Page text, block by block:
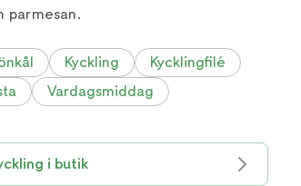
parmesan.
Kyckling
Kycklingfilé
Vardagsmiddag
i butik